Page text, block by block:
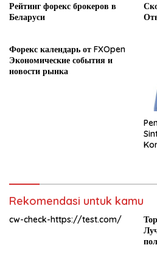
Рейтинг форекс брокеров в
Беларуси
Форекс календарь от FXOpen
Экономические события и
новости рынка
Rekomendasi untuk kamu
cw-check-https://test.com/